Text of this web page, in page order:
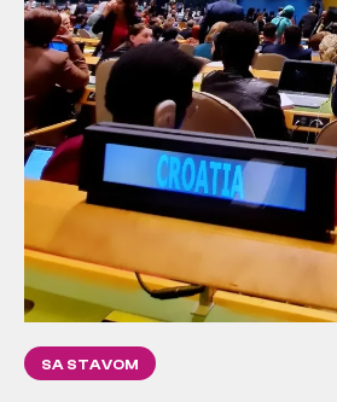
SA STAVOM